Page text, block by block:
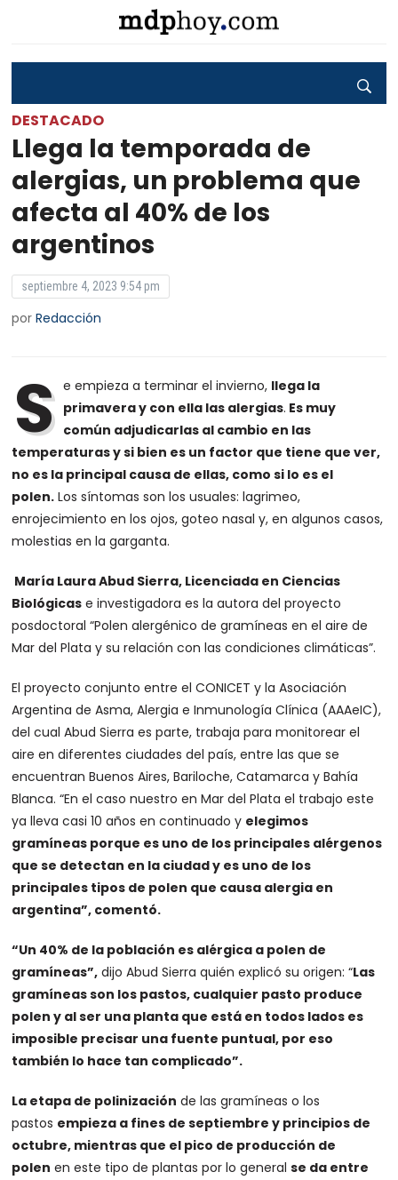
DESTACADO
Llega la temporada de
alergias, un problema que
afecta al 40% de los
argentinos
septiembre 4, 2023 9:54 pm
porRedacción
S e empieza a terminar el invierno, llega la
primavera y con ella las alergias. Es muy
común adjudicarlas al cambio en las
temperaturas y si bien es un factor que tiene que ver,
no es la principal causa de ellas, como si lo es el
polen. Los síntomas son los usuales: lagrimeo,
enrojecimiento en los ojos, goteo nasal y, en algunos casos,
molestias en la garganta.
María Laura Abud Sierra, Licenciada en Ciencias
Biológicas e investigadora es la autora del proyecto
posdoctoral “Polen alergénico de gramíneas en el aire de
Mar del Plata y su relación con las condiciones climáticas”.
El proyecto conjunto entre el CONICET y la Asociación
Argentina de Asma, Alergia e Inmunología Clínica (AAAeIC),
del cual Abud Sierra es parte, trabaja para monitorear el
aire en diferentes ciudades del país, entre las que se
encuentran Buenos Aires, Bariloche, Catamarca y Bahía
Blanca. “En el caso nuestro en Mar del Plata el trabajo este
ya lleva casi 10 años en continuado y elegimos
gramíneas porque es uno de los principales alérgenos
que se detectan en la ciudad y es uno de los
principales tipos de polen que causa alergia en
argentina”, comentó.
“Un 40% de la población es alérgica a polen de
gramíneas”, dijo Abud Sierra quién explicó su origen: “Las
gramíneas son los pastos, cualquier pasto produce
polen y al ser una planta que está en todos lados es
imposible precisar una fuente puntual, por eso
también lo hace tan complicado”.
La etapa de polinización de las gramíneas o los
pastos empieza a fines de septiembre y principios de
octubre, mientras que el pico de producción de
polen en este tipo de plantas por lo generalse da entre